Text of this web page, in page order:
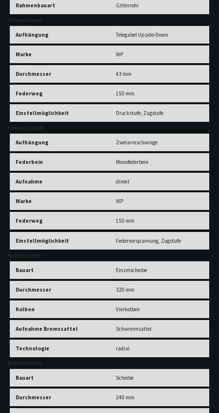
Rahmenbauart Gitterrohr
Fahrwerk vorne
Aufhängung Telegabel Upside-Down
Marke WP
Durchmesser 43 mm
Federweg 150 mm
Einstellmöglichkeit Druckstufe, Zugstufe
Fahrwerk hinten
Aufhängung Zweiarmschwinge
Federbein Monofederbein
Aufnahme direkt
Marke WP
Federweg 150 mm
Einstellmöglichkeit Federvorspannung, Zugstufe
Bremsen vorne
Bauart Einzelscheibe
Durchmesser 320 mm
Kolben Vierkolben
Aufnahme Bremssattel Schwimmsattel
Technologie radial
Bremsen hinten
Bauart Scheibe
Durchmesser 240 mm